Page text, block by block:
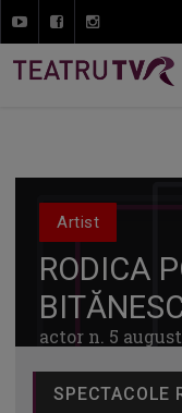
Artist
RODICA
actor n. 5
SPECTACOLE